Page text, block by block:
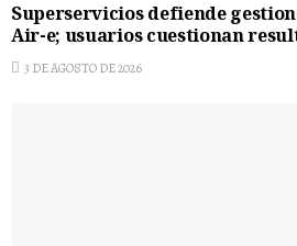
Superservicios defiende
Air-e; usuarios cuestionan
3 DE AGOSTO DE 2026